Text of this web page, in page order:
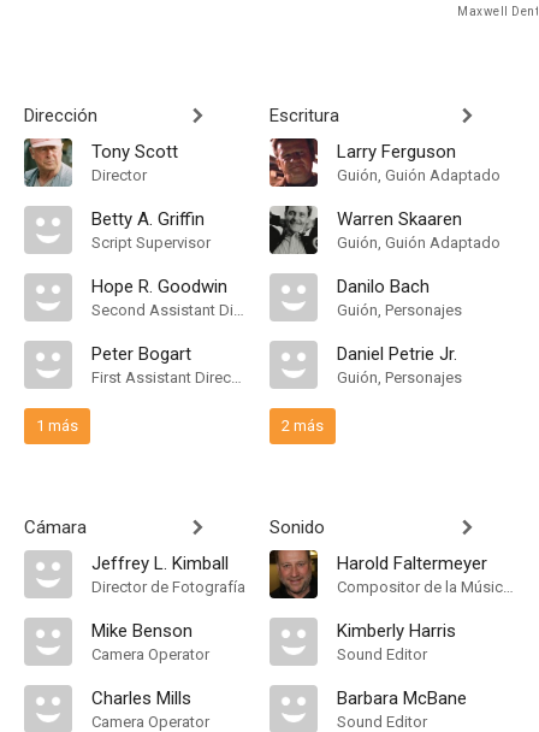
Maxwell Dent
Dirección
Tony Scott
Director
Betty A. Griffin
Script Supervisor
Hope R. Goodwin
Second Assistant Director
Peter Bogart
First Assistant Director
1 más
Cámara
Jeffrey L. Kimball
Director de Fotografía
Mike Benson
Camera Operator
Charles Mills
Camera Operator
Escritura
Larry Ferguson
Guión, Guión Adaptado
Warren Skaaren
Guión, Guión Adaptado
Danilo Bach
Guión, Personajes
Daniel Petrie Jr.
Guión, Personajes
2 más
Sonido
Harold Faltermeyer
Compositor de la Música Original, Theme Song Performance
Kimberly Harris
Sound Editor
Barbara McBane
Sound Editor